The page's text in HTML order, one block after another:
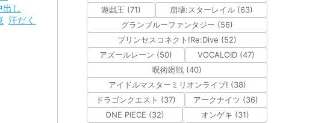
出し
汗だく
遊戯王 (71)
崩壊:スターレイル (63)
グランブルーファンタジー (56)
プリンセスコネクト!Re:Dive (52)
アズールレーン (50)
VOCALOID (47)
呪術廻戦 (40)
アイドルマスターミリオンライブ! (38)
ドラゴンクエスト (37)
アークナイツ (36)
ONE PIECE (32)
オンゲキ (31)